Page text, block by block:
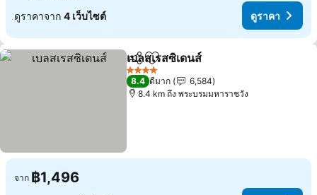
ดูราคาจาก 4 เว็บไซต์ ดูราคา
แชร์ เพิ่มในรายการโปรด
เบลสเรสซิเดนส์
4 ดาว
8.4 ดีมาก
6,584
8.4 km ถึง พระบรมมหาราชวัง
จาก ฿1,496